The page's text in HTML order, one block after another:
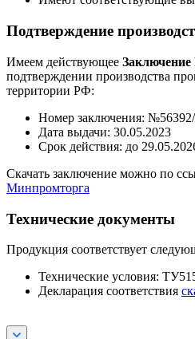
Подтверждение
Имеем действующее
подтверждении производства
территории РФ:
Номер заключения:
Дата выдачи: 30.05.2023
Срок действия: до
Скачать заключение можно по
Минпромторга
Технические документы
Продукция соответствует
Технические условия:
Декларация соответствия